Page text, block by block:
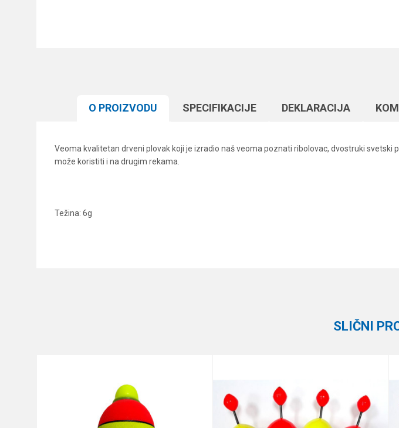
O PROIZVODU SPECIFIKACIJЕ DEKLARACIJA
Veoma kvalitetan drveni plovak koji je izradio naš veoma poznati ribolovac, dvostruki svetski
može koristiti i na drugim rekama.
Težina: 6g
Anti-spam zaštita - izračunajte koliko je 9 - 4 :
SLIČNI